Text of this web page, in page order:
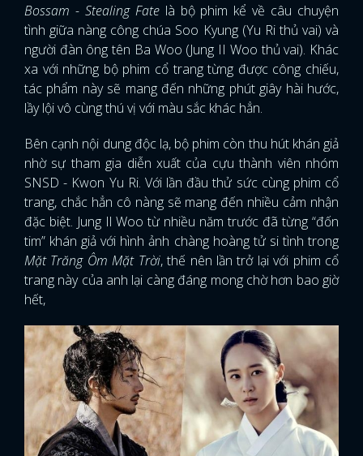
Bossam - Stealing Fatelà bộ phim kể về câu chuyện
tình giữa nàng công chúa Soo Kyung (Yu Ri thủ vai) và
người đàn ông tên Ba Woo (Jung II Woo thủ vai). Khác
xa với những bộ phim cổ trang từng được công chiếu,
tác phẩm này sẽ mang đến những phút giây hài hước,
lầy lội vô cùng thú vị với màu sắc khác hẳn.
Bên cạnh nội dung độc lạ, bộ phim còn thu hút khán giả
nhờ sự tham gia diễn xuất của cựu thành viên nhóm
SNSD - Kwon Yu Ri. Với lần đầu thử sức cùng phim cổ
trang, chắc hẳn cô nàng sẽ mang đến nhiều cảm nhận
đặc biệt. Jung Il Woo từ nhiều năm trước đã từng “đốn
tim” khán giả với hình ảnh chàng hoàng tử si tình trong
Mặt Trăng Ôm Mặt Trời, thế nên lần trở lại với phim cổ
trang này của anh lại càng đáng mong chờ hơn bao giờ
hết,